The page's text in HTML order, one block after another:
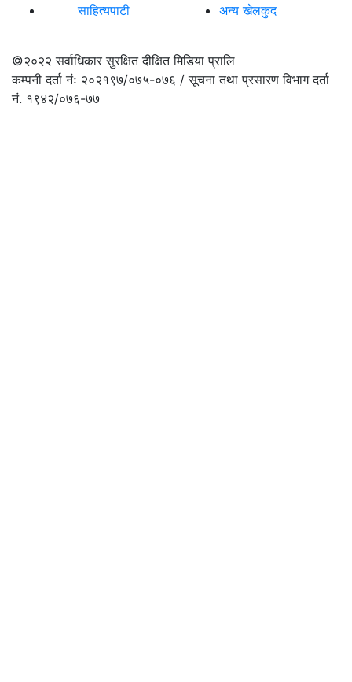
साहित्यपाटी
अन्य खेलकुद
©२०२२सर्वाधिकार सुरक्षित दीक्षित मिडिया प्रालि
कम्पनी दर्ता नंः २०२१९७/०७५-०७६ / सूचना तथा प्रसारण विभाग दर्ता
नं. १९४२/०७६-७७